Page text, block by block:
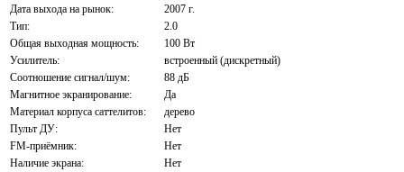
Дата выхода на рынок:
2007 г.
Тип:
2.0
Общая выходная мощность:
100 Вт
Усилитель:
встроенный (дискретный)
Соотношение сигнал/шум:
88 дБ
Магнитное экранирование:
Да
Материал корпуса саттелитов:
дерево
Пульт ДУ:
Нет
FM-приёмник:
Нет
Наличие экрана:
Нет